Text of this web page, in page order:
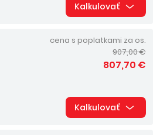
Kalkulovať
cena s poplatkami za os.
907,00 €
807,70 €
Kalkulovať